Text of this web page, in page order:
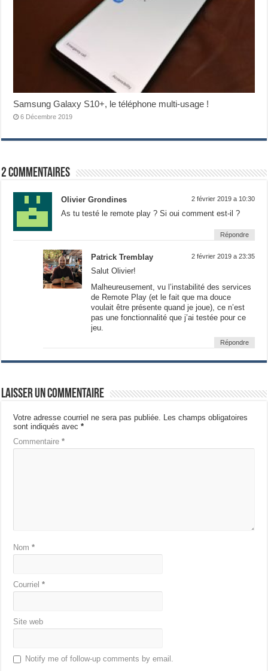
Samsung Galaxy S10+, le téléphone multi-usage !
6 Décembre 2019
2 commentaires
Olivier Grondines 2 février 2019 a 10:30
As tu testé le remote play ? Si oui comment est-il ?
Répondre
Patrick Tremblay 2 février 2019 a 23:35
Salut Olivier!
Malheureusement, vu l’instabilité des services
de Remote Play (et le fait que ma douce
voulait être présente quand je joue), ce n’est
pas une fonctionnalité que j’ai testée pour ce
jeu.
Répondre
Laisser un commentaire
Votre adresse courriel ne sera pas publiée. Les champs obligatoires
sont indiqués avec*
Commentaire*
Nom*
Courriel*
Site web
Notify me of follow-up comments by email.